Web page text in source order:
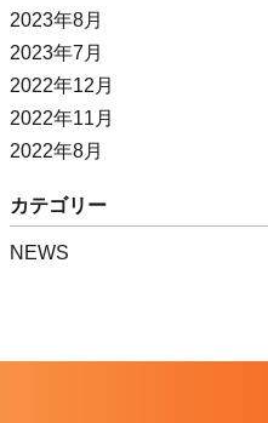
2023年8月
2023年7月
2022年12月
2022年11月
2022年8月
カテゴリー
NEWS